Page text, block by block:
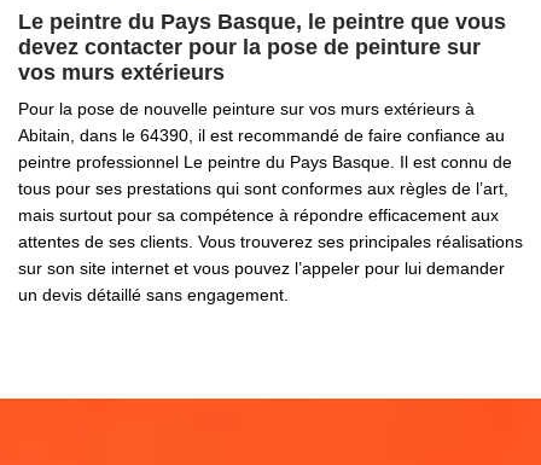
Le peintre du Pays Basque, le peintre que vous
devez contacter pour la pose de peinture sur
vos murs extérieurs
Pour la pose de nouvelle peinture sur vos murs extérieurs à
Abitain, dans le 64390, il est recommandé de faire confiance au
peintre professionnel Le peintre du Pays Basque. Il est connu de
tous pour ses prestations qui sont conformes aux règles de l’art,
mais surtout pour sa compétence à répondre efficacement aux
attentes de ses clients. Vous trouverez ses principales réalisations
sur son site internet et vous pouvez l’appeler pour lui demander
un devis détaillé sans engagement.